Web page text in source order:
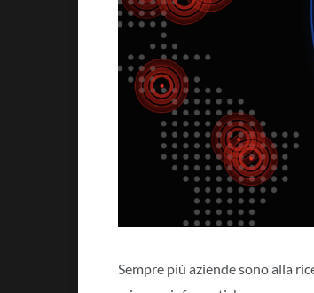
Sempre più aziende sono alla